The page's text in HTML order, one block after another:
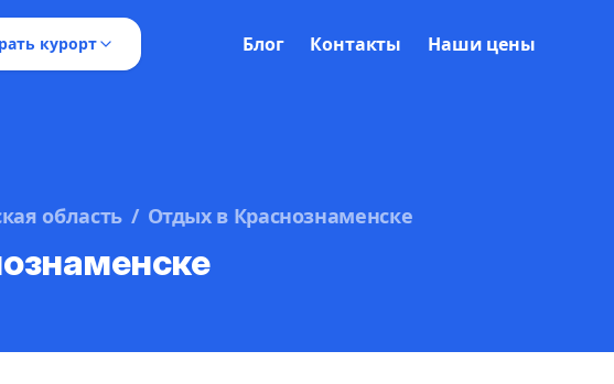
курорт Блог Контакты Наши цены
область Отдых в Краснознаменске